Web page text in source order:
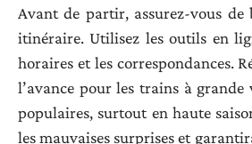
Avant de partir, assurez-vous
itinéraire. Utilisez les outils en
horaires et les correspondances.
l’avance pour les trains à grande
populaires, surtout en haute
les mauvaises surprises et